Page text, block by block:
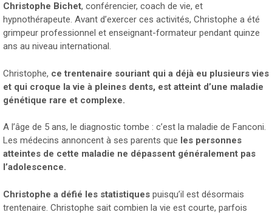
Christophe Bichet, conférencier, coach de vie, et
hypnothérapeute. Avant d’exercer ces activités, Christophe a été
grimpeur professionnel et enseignant-formateur pendant quinze
ans au niveau international.
Christophe, ce trentenaire souriant qui a déjà eu plusieurs vies
et qui croque la vie à pleines dents, est atteint d’une maladie
génétique rare et complexe.
A l’âge de 5 ans, le diagnostic tombe : c’est la maladie de Fanconi.
Les médecins annoncent à ses parents que les personnes
atteintes de cette maladie ne dépassent généralement pas
l’adolescence.
Christophe a défié les statistiques puisqu’il est désormais
trentenaire. Christophe sait combien la vie est courte, parfois